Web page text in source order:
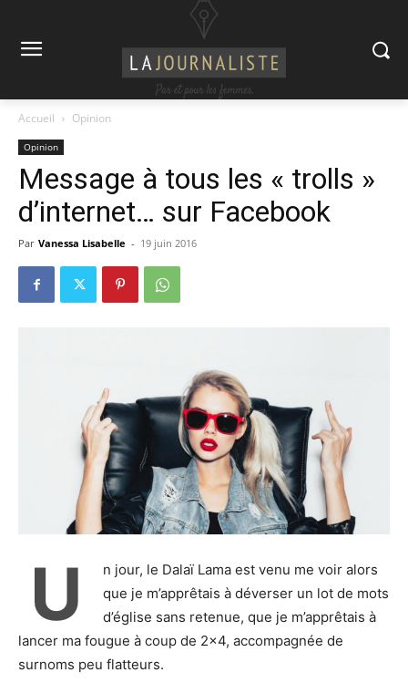
Accueil Opinion
Opinion
Message à tous les « trolls »
d’internet… sur Facebook
Par Vanessa Lisabelle - 19 juin 2016
U
n jour, le Dalaï Lama est venu me voir alors
que je m’apprêtais à déverser un lot de mots
d’église sans retenue, que je m’apprêtais à
lancer ma fougue à coup de 2×4, accompagnée de
surnoms peu flatteurs.